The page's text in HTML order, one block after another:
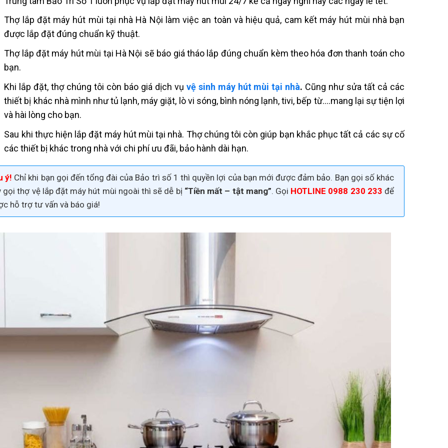
Thợ lắp đặt máy hút mùi tại nhà Hà Nội làm việc an toàn và hiệu quả, cam kết máy hút mùi nhà bạn
được lắp đặt đúng chuẩn kỹ thuật.
Thợ lắp đặt máy hút mùi tại Hà Nội sẽ báo giá tháo lắp đúng chuẩn kèm theo hóa đơn thanh toán cho
bạn.
Khi lắp đặt, thợ chúng tôi còn báo giá dịch vụ vệ sinh máy hút mùi tại nhà. Cũng như sửa tất cả các
thiết bị khác nhà mình như tủ lạnh, máy giặt, lò vi sóng, bình nóng lạnh, tivi, bếp từ….mang lại sự tiện lợi
và hài lòng cho bạn.
Sau khi thực hiện lắp đặt máy hút mùi tại nhà. Thợ chúng tôi còn giúp bạn khắc phục tất cả các sự cố
các thiết bị khác trong nhà với chi phí ưu đãi, bảo hành dài hạn.
ý! Chỉ khi bạn gọi đến tổng đài của Bảo trì số 1 thì quyền lợi của bạn mới được đảm bảo. Bạn gọi số khác
gọi thợ vệ lắp đặt máy hút mùi ngoài thì sẽ dễ bị “Tiền mất – tật mang”. Gọi HOTLINE 0988 230 233 để
hỗ trợ tư vấn và báo giá!